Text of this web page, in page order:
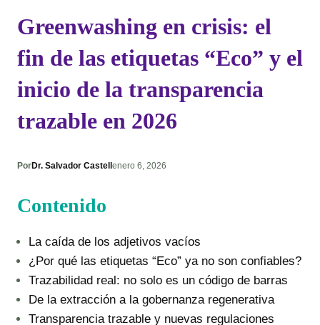
Greenwashing en crisis: el
fin de las etiquetas “Eco” y el
inicio de la transparencia
trazable en 2026
PorDr. Salvador Castellenero 6, 2026
Contenido
La caída de los adjetivos vacíos
¿Por qué las etiquetas “Eco” ya no son confiables?
Trazabilidad real: no solo es un código de barras
De la extracción a la gobernanza regenerativa
Transparencia trazable y nuevas regulaciones